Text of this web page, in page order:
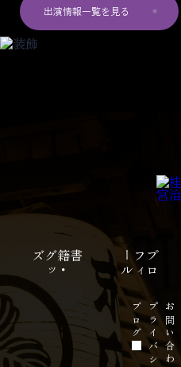
出演情報一覧を見る
プ
ロ
フ
ィ
ー
ル
書籍
・
グ
ッ
ズ
お問い合わせ
ブログ